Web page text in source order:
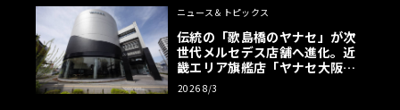
ニュース＆トピックス
伝統の「歌島橋のヤナセ」が次
世代メルセデス店舗へ進化。近
畿エリア旗艦店「ヤナセ大阪支
店」がリニューアル
2026 8/3